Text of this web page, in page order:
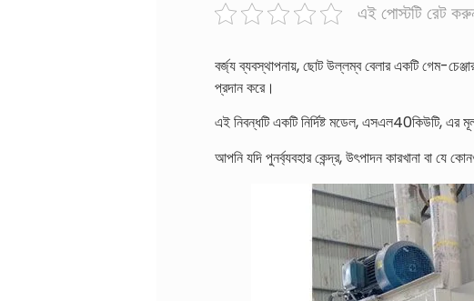
এই পোস্টটি রেট
বর্জ্য ব্যবস্থাপনায়, ছোট উল্লম্ব বেলার একটি গেম-
প্রদান করে।
এই নিবন্ধটি একটি নির্দিষ্ট মডেল, এসএল40কিউটি, এর
আপনি যদি পুনর্ব্যবহার কেন্দ্র, উৎপাদন কারখানা বা যে